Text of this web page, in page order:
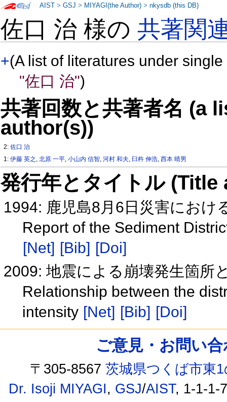
佐口 治 様の共著関
+(A list of literatures under
"佐口 治")
共著回数と共著者名 (a
author(s))
2:佐口 治
1:伊藤 英之 ,北原 一平,小山内 信智,河村 和夫, 臼杵 伸浩,西本 晴男
発行年とタイトル
1994: 鹿児島8月6日災害におけ
Report of the Sediment
[Net] [Bib] [Doi]
2009: 地震による崩壊発生箇所
Relationship between the
intensity [Net] [Bib] [Doi]
AIST >GSJ > MIYAGI(the Author) >nkysdb (this DB)
ご意見・お問い
〒305-8567茨城県つくば市東
Dr. Isoji MIYAGI, GSJ/AIST, 1-1-1-